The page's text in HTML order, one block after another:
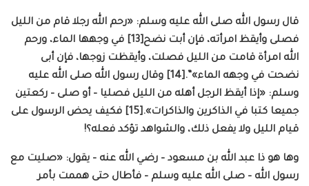
قال رسول الله صلى الله عليه وسلم: «رحم الله رجلا قام من الليل
فصلى وأيقظ امرأته، فإن أبت نضح[13] في وجهها الماء، ورحم
الله امرأة قامت من الليل فصلت، وأيقظت زوجها، فإن أبى
نضحت في وجهه الماء»”.[14] وقال رسول الله صلى الله عليه
وسلم: «إذا أيقظ الرجل أهله من الليل فصليا – أو صلى – ركعتين
جميعا كتبا في الذاكرين والذاكرات».[15] فكيف يحض الرسول على
قيام الليل ولا يفعل ذلك، والشواهد تؤكد فعله؟!
وها هو ذا عبد الله بن مسعود – رضي الله عنه – يقول: «صليت مع
رسول الله – صلى الله عليه وسلم – فأطال حتى هممت بأمر